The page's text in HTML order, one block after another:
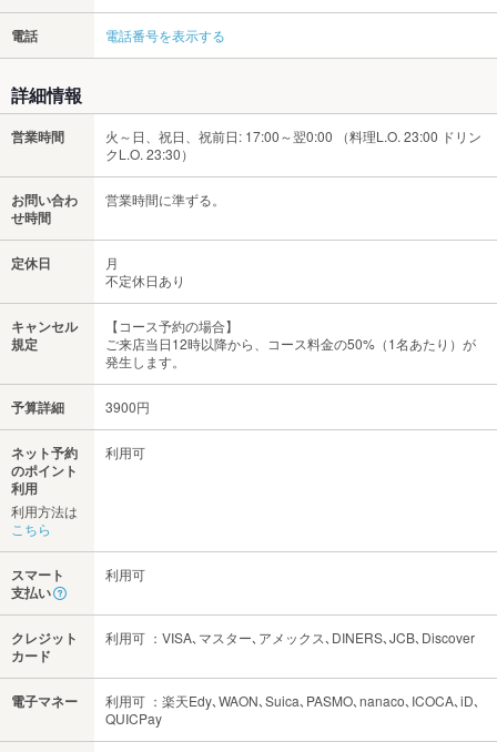
電話 電話番号を表示する
詳細情報
営業時間
火～日、祝日、祝前日: 17:00～翌0:00 （料理L.O. 23:00 ドリン
クL.O. 23:30）
お問い合わ
せ時間
営業時間に準ずる。
定休日
月
不定休日あり
キャンセル
規定
【コース予約の場合】
ご来店当日12時以降から、コース料金の50%（1名あたり）が
発生します。
予算詳細 3900円
ネット予約
のポイント
利用
利用方法は
こちら
利用可
スマート
支払い
利用可
クレジット
カード
利用可 ：VISA､マスター､アメックス､DINERS､JCB､Discover
電子マネー
利用可 ：楽天Edy､WAON､Suica､PASMO､nanaco､ICOCA､iD､
QUICPay